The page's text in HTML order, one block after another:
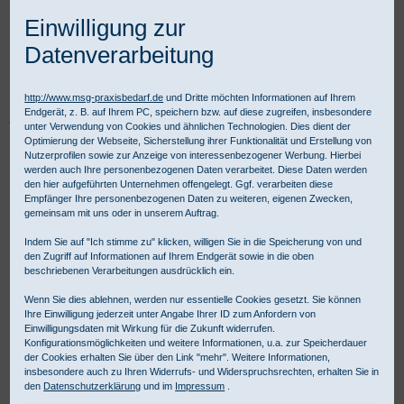
Praxisbedarf Shop Betriebsmedizin
Erste Hilfe im Betrieb
Küche und Verbrennungen
Salvequick Refill 6735 detektierbar
Einwilligung zur
Datenverarbeitung
http://www.msg-praxisbedarf.de und Dritte möchten Informationen auf Ihrem
Endgerät, z. B. auf Ihrem PC, speichern bzw. auf diese zugreifen, insbesondere
unter Verwendung von Cookies und ähnlichen Technologien. Dies dient der
Optimierung der Webseite, Sicherstellung ihrer Funktionalität und Erstellung von
Nutzerprofilen sowie zur Anzeige von interessenbezogener Werbung. Hierbei
werden auch Ihre personenbezogenen Daten verarbeitet. Diese Daten werden
den hier aufgeführten Unternehmen offengelegt. Ggf. verarbeiten diese
Empfänger Ihre personenbezogenen Daten zu weiteren, eigenen Zwecken,
gemeinsam mit uns oder in unserem Auftrag.
Indem Sie auf "Ich stimme zu" klicken, willigen Sie in die Speicherung von und
den Zugriff auf Informationen auf Ihrem Endgerät sowie in die oben
beschriebenen Verarbeitungen ausdrücklich ein.
Wenn Sie dies ablehnen, werden nur essentielle Cookies gesetzt. Sie können
Ihre Einwilligung jederzeit unter Angabe Ihrer ID zum Anfordern von
Einwilligungsdaten mit Wirkung für die Zukunft widerrufen.
Konfigurationsmöglichkeiten und weitere Informationen, u.a. zur Speicherdauer
der Cookies erhalten Sie über den Link "mehr". Weitere Informationen,
insbesondere auch zu Ihren Widerrufs- und Widerspruchsrechten, erhalten Sie in
den Datenschutzerklärung und im Impressum